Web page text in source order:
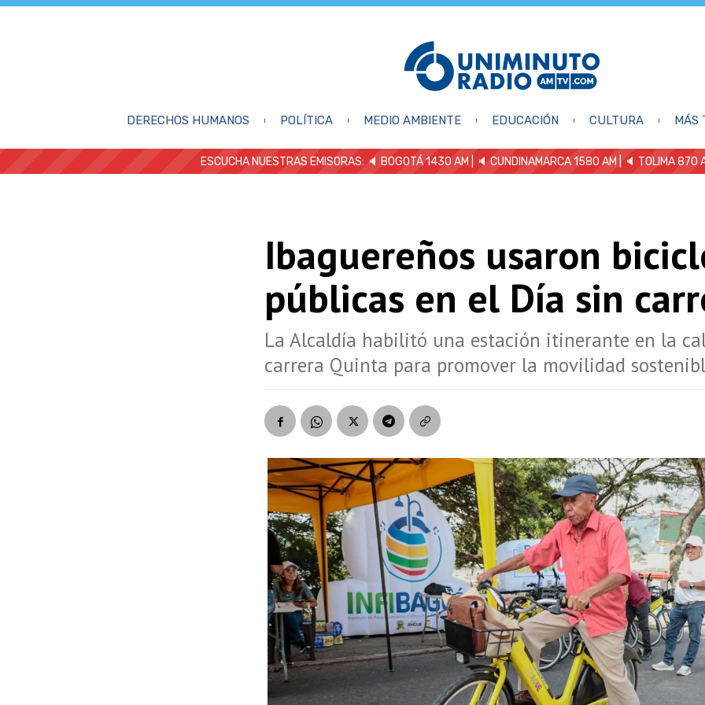
DERECHOS HUMANOS POLÍTICA MEDIO AMBIENTE EDUCACIÓN CULTURA MÁS
ESCUCHA NUESTRAS EMISORAS: 🔈 BOGOTÁ 1430 AM | 🔈 CUNDINAMARCA 1580 AM | 🔈 TOLIMA 870
Ibaguereños usaron
públicas en el Día sin
La Alcaldía habilitó una estación itinerante en la
carrera Quinta para promover la movilidad